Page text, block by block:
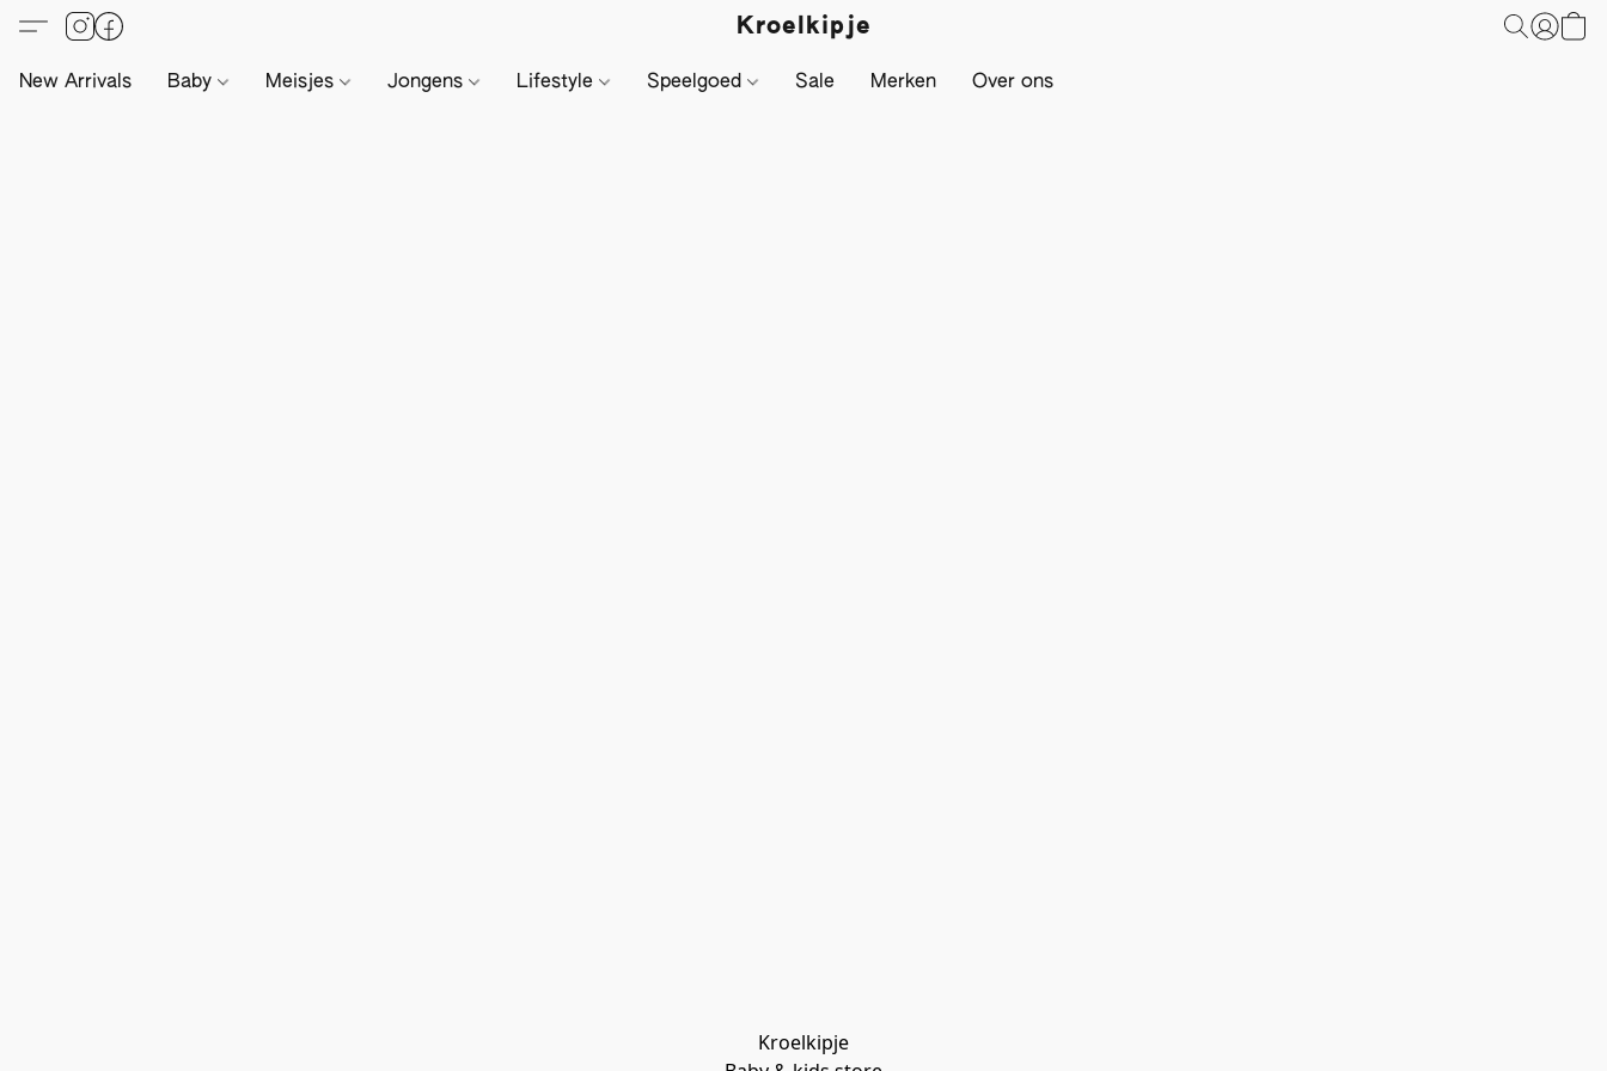
Kroelkipje
New Arrivals Baby Meisjes Jongens Lifestyle Speelgoed Sale Merken Over ons
Kroelkipje